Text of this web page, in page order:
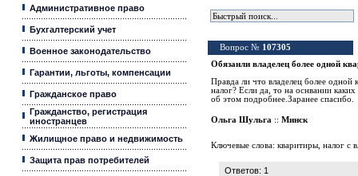
Административное право
Бухгалтерский учет
Военное законодательство
Гарантии, льготы, компенсации
Гражданское право
Гражданство, регистрация
иностранцев
Жилищное право и недвижимость
Защита прав потребителей
Вопрос № 107305
Обязанли владелец более одной
Правда ли что владелец более одной
налог? Если да, то на оснвании
об этом подробнее.Заранее спасибо.
Ольга Шульга :: Минск
Ключевые слова: кваритиры налог с
Ответов: 1